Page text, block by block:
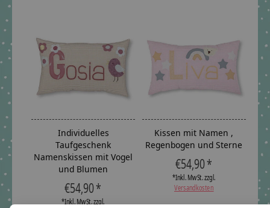
Individuelles
Taufgeschenk
Namenskissen mit Vogel
und Blumen
€54,90 *
*Inkl. MwSt. zzgl.
Kissen mit Namen ,
Regenbogen und Sterne
€54,90 *
*Inkl. MwSt. zzgl.
Versandkosten